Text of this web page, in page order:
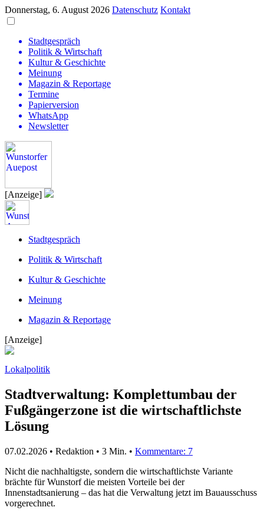
Donnerstag, 6. August 2026 Datenschutz Kontakt
Stadtgespräch
Politik & Wirtschaft
Kultur & Geschichte
Meinung
Magazin & Reportage
Termine
Papierversion
WhatsApp
Newsletter
[Anzeige]
Stadtgespräch
Politik & Wirtschaft
Kultur & Geschichte
Meinung
Magazin & Reportage
[Anzeige]
Lokalpolitik
Stadtverwaltung: Komplettumbau der
Fußgängerzone ist die wirtschaftlichste
Lösung
07.02.2026 • Redaktion • 3 Min. • Kommentare: 7
Nicht die nachhaltigste, sondern die wirtschaftlichste Variante
brächte für Wunstorf die meisten Vorteile bei der
Innenstadtsanierung – das hat die Verwaltung jetzt im Bauausschuss
vorgerechnet.